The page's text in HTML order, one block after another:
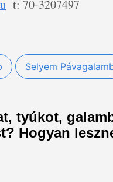
t: 70-3207497
Selyem
tyúkot,
Hogyan